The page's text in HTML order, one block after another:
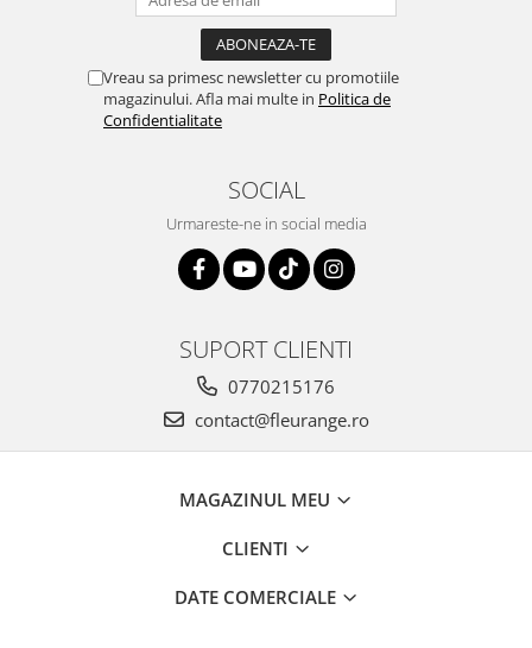
Vreau sa primesc newsletter cu promotiile
magazinului. Afla mai multe in Politica de
Confidentialitate
SOCIAL
Urmareste-ne in social media
SUPORT CLIENTI
0770215176
contact@fleurange.ro
MAGAZINUL MEU
CLIENTI
DATE COMERCIALE